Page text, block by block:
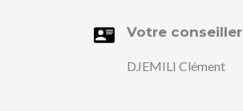
Votre conseiller
DJEMILI Clément